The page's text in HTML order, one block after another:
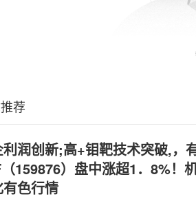
荐
润创新;高+钼靶技术突破,，
159876）盘中涨超1．8%！
色行情